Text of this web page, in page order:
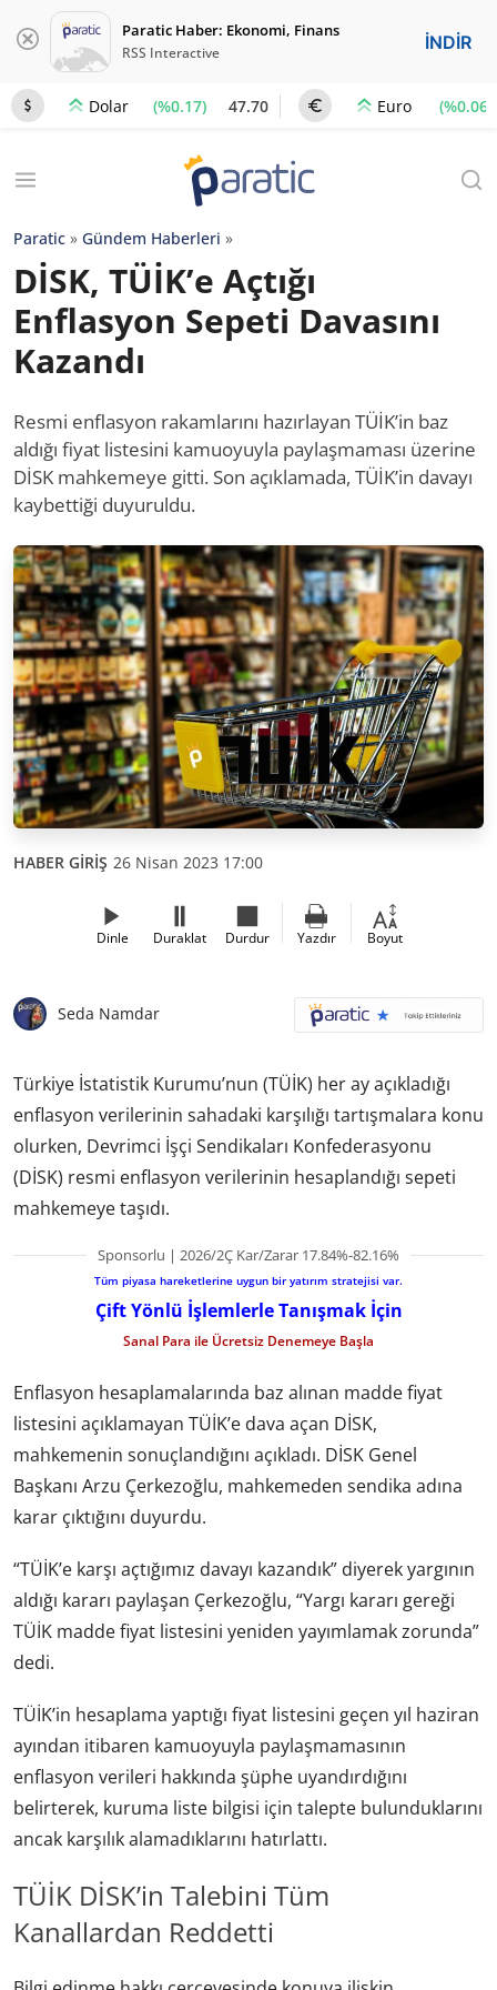
Paratic Haber: Ekonomi, Finans
RSS Interactive İNDİR
Dolar (%0.17) 47.70 Euro (%0.06)
Paratic » Gündem Haberleri »
DİSK, TÜİK’e Açtığı
Enflasyon Sepeti Davasını
Kazandı
Resmi enflasyon rakamlarını hazırlayan TÜİK’in baz
aldığı fiyat listesini kamuoyuyla paylaşmaması üzerine
DİSK mahkemeye gitti. Son açıklamada, TÜİK’in davayı
kaybettiği duyuruldu.
HABER GİRİŞ 26 Nisan 2023 17:00
Dinle Duraklat Durdur Yazdır Boyut
Seda Namdar
Türkiye İstatistik Kurumu’nun (TÜİK) her ay açıkladığı
enflasyon verilerinin sahadaki karşılığı tartışmalara konu
olurken, Devrimci İşçi Sendikaları Konfederasyonu
(DİSK) resmi enflasyon verilerinin hesaplandığı sepeti
mahkemeye taşıdı.
Sponsorlu | 2026/2Ç Kar/Zarar 17.84%-82.16%
Tüm piyasa hareketlerine uygun bir yatırım stratejisi var.
Çift Yönlü İşlemlerle Tanışmak İçin
Sanal Para ile Ücretsiz Denemeye Başla
Enflasyon hesaplamalarında baz alınan madde fiyat
listesini açıklamayan TÜİK’e dava açan DİSK,
mahkemenin sonuçlandığını açıkladı. DİSK Genel
Başkanı Arzu Çerkezoğlu, mahkemeden sendika adına
karar çıktığını duyurdu.
“TÜİK’e karşı açtığımız davayı kazandık” diyerek yargının
aldığı kararı paylaşan Çerkezoğlu, “Yargı kararı gereği
TÜİK madde fiyat listesini yeniden yayımlamak zorunda”
dedi.
TÜİK’in hesaplama yaptığı fiyat listesini geçen yıl haziran
ayından itibaren kamuoyuyla paylaşmamasının
enflasyon verileri hakkında şüphe uyandırdığını
belirterek, kuruma liste bilgisi için talepte bulunduklarını
ancak karşılık alamadıklarını hatırlattı.
TÜİK DİSK’in Talebini Tüm
Kanallardan Reddetti